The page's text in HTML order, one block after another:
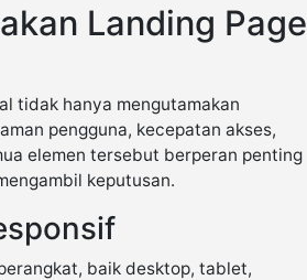
Landing Page
tidak hanya mengutamakan
pengguna, kecepatan akses,
elemen tersebut berperan penting
keputusan.
baik desktop, tablet,